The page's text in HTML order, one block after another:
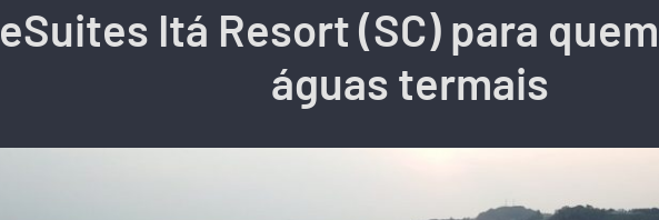
eSuites Itá Resort (SC) para
águas termais